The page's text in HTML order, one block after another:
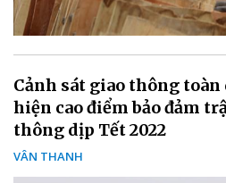
Cảnh sát giao thông toàn
hiện cao điểm bảo đảm
thông dịp Tết 2022
VÂN THANH